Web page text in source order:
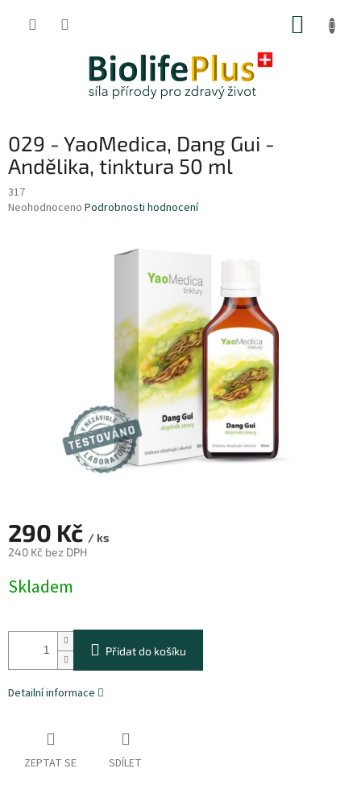
029 - YaoMedica, Dang Gui -
Andělika, tinktura 50 ml
317
Průměrné
Neohodnoceno Podrobnosti hodnocení
290 Kč / ks
240 Kč bez DPH
cena:
Skladem
Přidat do košíku
Detailní informace
ZEPTAT SE SDÍLET